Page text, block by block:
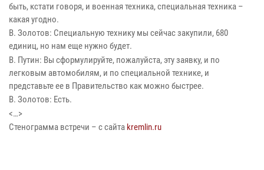
быть, кстати говоря, и военная техника, специальная техника –
какая угодно.
В. Золотов: Специальную технику мы сейчас закупили, 680
единиц, но нам еще нужно будет.
В. Путин: Вы сформулируйте, пожалуйста, эту заявку, и по
легковым автомобилям, и по специальной технике, и
представьте ее в Правительство как можно быстрее.
В. Золотов: Есть.
<…>
Стенограмма встречи – с сайта kremlin.ru